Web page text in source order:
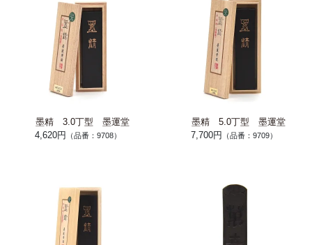
墨精 3.0丁型 墨運堂
4,620円
（品番：9708）
墨精 5.0丁型 墨運堂
7,700円
（品番：9709）